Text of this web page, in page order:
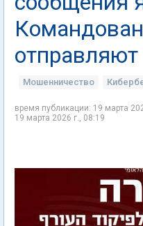
Мошенничество
время публикации: 19 марта
19 марта 2026 г., 08:19